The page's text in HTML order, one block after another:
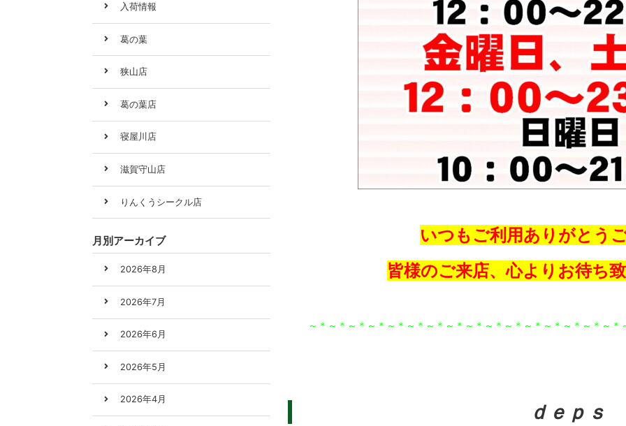
いつもご利用ありがとう
皆様のご来店、心よりお待ち
～＊～＊～＊～＊～＊～＊～＊～＊～＊～＊～＊～＊～＊～＊～＊～
ｄｅｐｓ
入荷情報
葛の葉
狭山店
葛の葉店
寝屋川店
滋賀守山店
りんくうシークル店
月別アーカイブ
2026年8月
2026年7月
2026年6月
2026年5月
2026年4月